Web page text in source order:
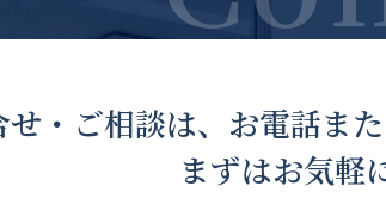
せ・ご相談は、お電話ま
まずはお気軽